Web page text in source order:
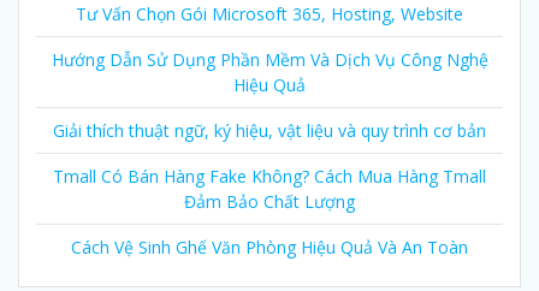
Tư Vấn Chọn Gói Microsoft 365, Hosting, Website
Hướng Dẫn Sử Dụng Phần Mềm Và Dịch Vụ Công Nghệ
Hiệu Quả
Giải thích thuật ngữ, ký hiệu, vật liệu và quy trình cơ bản
Tmall Có Bán Hàng Fake Không? Cách Mua Hàng Tmall
Đảm Bảo Chất Lượng
Cách Vệ Sinh Ghế Văn Phòng Hiệu Quả Và An Toàn